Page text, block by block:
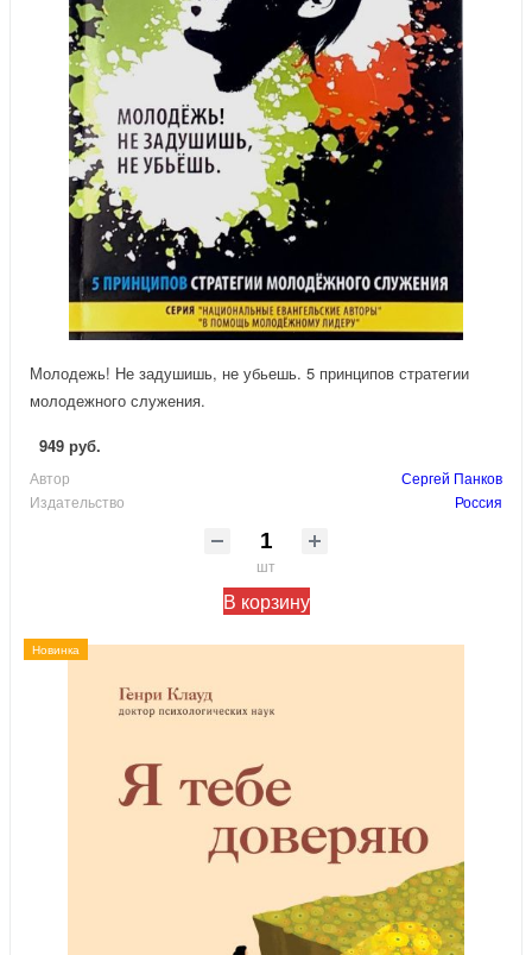
Молодежь! Не задушишь, не убьешь. 5 принципов стратегии
молодежного служения.
949 руб.
Автор
Сергей Панков
Издательство
Россия
шт
В корзину
Новинка